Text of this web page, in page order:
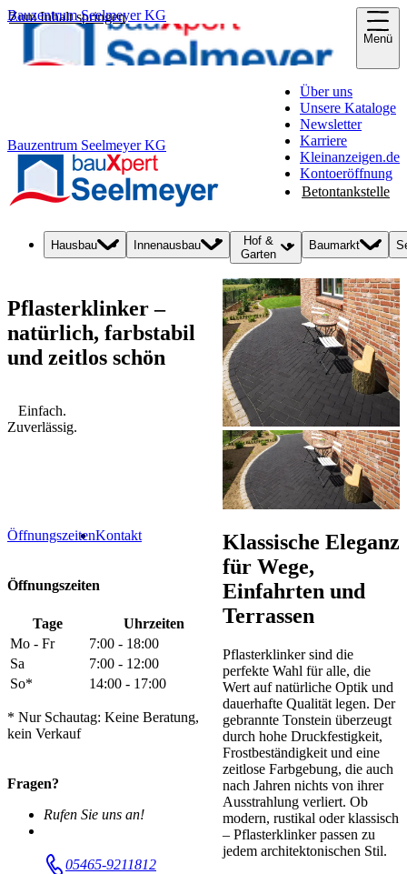
Zum Inhalt springen
Bauzentrum Seelmeyer KG
Menü
Bauzentrum Seelmeyer KG
Über uns
Unsere Kataloge
Newsletter
Karriere
Kleinanzeigen.de
Kontoeröffnung
Betontankstelle
Hausbau Innenausbau
Hof &
Garten
Baumarkt
Pflasterklinker –
natürlich, farbstabil
und zeitlos schön
Einfach.
Zuverlässig.
ÖffnungszeitenKontakt
Öffnungszeiten
Tage
Uhrzeiten
Mo - Fr
7:00 - 18:00
Sa
7:00 - 12:00
So*
14:00 - 17:00
* Nur Schautag: Keine Beratung,
kein Verkauf
Fragen?
Rufen Sie uns an!
05465-9211812
Klassische Eleganz
für Wege,
Einfahrten und
Terrassen
Pflasterklinker sind die
perfekte Wahl für alle, die
Wert auf natürliche Optik und
dauerhafte Qualität legen. Der
gebrannte Tonstein überzeugt
durch hohe Druckfestigkeit,
Frostbeständigkeit und eine
zeitlose Farbgebung, die auch
nach Jahren nichts von ihrer
Ausstrahlung verliert. Ob
modern, rustikal oder klassisch
– Pflasterklinker passen zu
jedem architektonischen Stil.